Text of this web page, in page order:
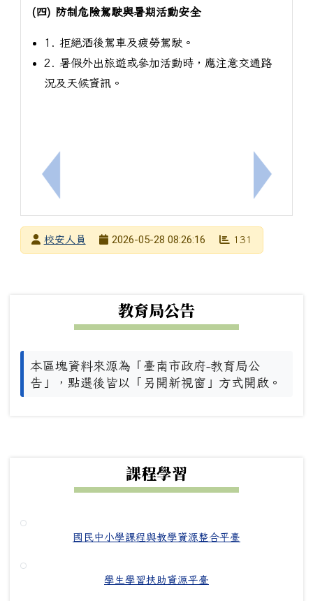
上一筆：學務處學務創新人員徵選
(四) 防制危險駕駛與暑期活動安全
1. 拒絕酒後駕車及疲勞駕駛。
2. 暑假外出旅遊或參加活動時，應注意交通路
況及天候資訊。
下一筆：
發布者校安人員
2026-05-28 08:26:16 131
教育局公告
本區塊資料來源為「臺南市政府-教育局公
告」，點選後皆以「另開新視窗」方式開啟。
課程學習
國民中小學課程與教學資源整合平臺
學生學習扶助資源平臺